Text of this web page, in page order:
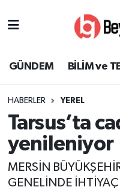
GÜNDEM BİLİM ve
HABERLER YEREL
Tarsus’ta
yenileniyor
MERSİN
GENELİNDE
EKONOMİ
SPOR
SAĞLIK
Süper Lig Puan
Tüm Manşetler
Son Dakika